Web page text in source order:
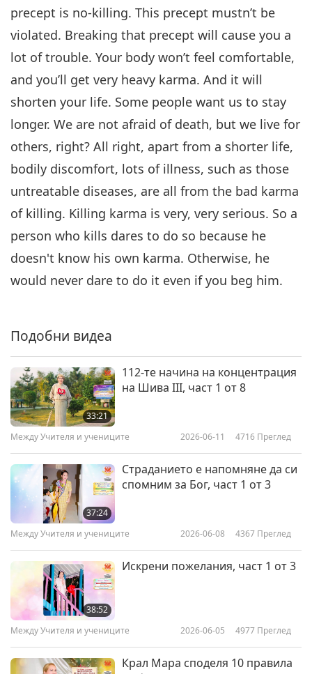
precept is no-killing. This precept mustn’t be
violated. Breaking that precept will cause you a
lot of trouble. Your body won’t feel comfortable,
and you’ll get very heavy karma. And it will
shorten your life. Some people want us to stay
longer. We are not afraid of death, but we live for
others, right? All right, apart from a shorter life,
bodily discomfort, lots of illness, such as those
untreatable diseases, are all from the bad karma
of killing. Killing karma is very, very serious. So a
person who kills dares to do so because he
doesn't know his own karma. Otherwise, he
would never dare to do it even if you beg him.
Подобни видеа
33:21
112-те начина на концентрация
на Шива III, част 1 от 8
Между Учителя и учениците 2026-06-11 4716 Преглед
37:24
Страданието е напомняне да си
спомним за Бог, част 1 от 3
Между Учителя и учениците 2026-06-08 4367 Преглед
38:52
Искрени пожелания, част 1 от 3
Между Учителя и учениците 2026-06-05 4977 Преглед
Крал Мара споделя 10 правила